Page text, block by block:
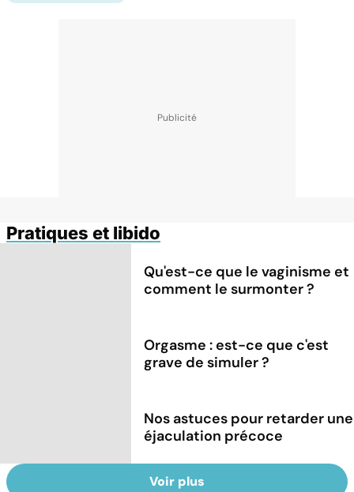
Pratiques et libido
Qu'est-ce que le vaginisme et
comment le surmonter ?
Orgasme : est-ce que c'est
grave de simuler ?
Nos astuces pour retarder une
éjaculation précoce
Voir plus